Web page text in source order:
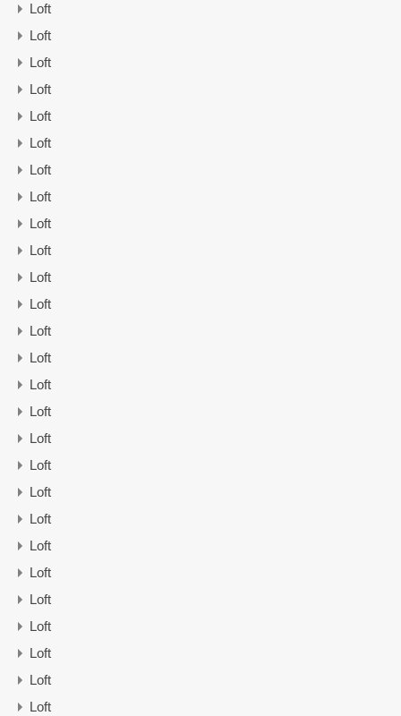
Loft
Loft
Loft
Loft
Loft
Loft
Loft
Loft
Loft
Loft
Loft
Loft
Loft
Loft
Loft
Loft
Loft
Loft
Loft
Loft
Loft
Loft
Loft
Loft
Loft
Loft
Loft